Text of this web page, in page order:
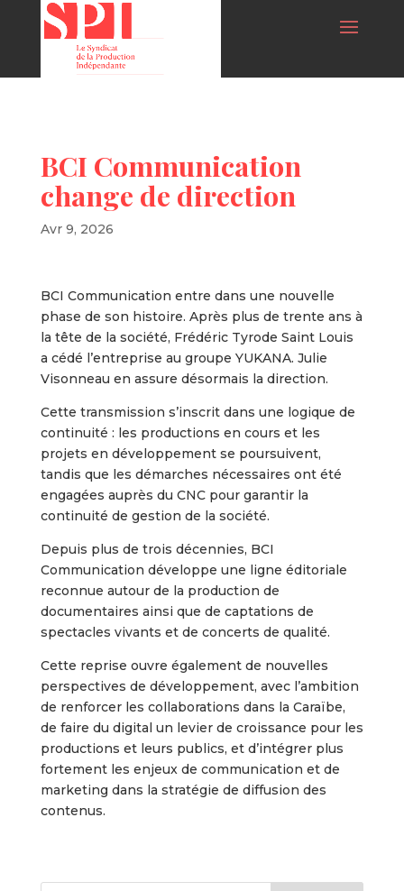
BCI Communication
change de direction
Avr 9, 2026
BCI Communication entre dans une nouvelle
phase de son histoire. Après plus de trente ans à
la tête de la société, Frédéric Tyrode Saint Louis
a cédé l’entreprise au groupe YUKANA. Julie
Visonneau en assure désormais la direction.
Cette transmission s’inscrit dans une logique de
continuité : les productions en cours et les
projets en développement se poursuivent,
tandis que les démarches nécessaires ont été
engagées auprès du CNC pour garantir la
continuité de gestion de la société.
Depuis plus de trois décennies, BCI
Communication développe une ligne éditoriale
reconnue autour de la production de
documentaires ainsi que de captations de
spectacles vivants et de concerts de qualité.
Cette reprise ouvre également de nouvelles
perspectives de développement, avec l’ambition
de renforcer les collaborations dans la Caraïbe,
de faire du digital un levier de croissance pour les
productions et leurs publics, et d’intégrer plus
fortement les enjeux de communication et de
marketing dans la stratégie de diffusion des
contenus.